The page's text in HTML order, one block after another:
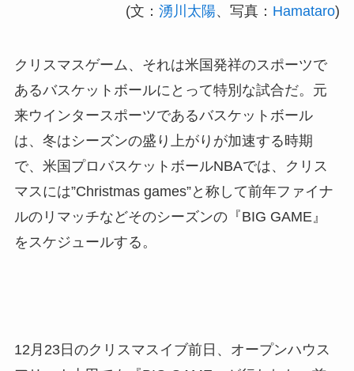
(文：湧川太陽、写真： Hamataro)
クリスマスゲーム、それは米国発祥のスポーツで
あるバスケットボールにとって特別な試合だ。元
来ウインタースポーツであるバスケットボール
は、冬はシーズンの盛り上がりが加速する時期
で、米国プロバスケットボールNBAでは、クリス
マスには”Christmas games”と称して前年ファイナ
ルのリマッチなどそのシーズンの『BIG GAME』
をスケジュールする。
12月23日のクリスマスイブ前日、オープンハウス